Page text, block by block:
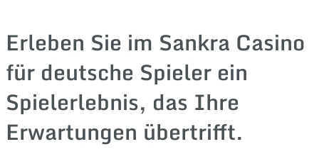
Erleben Sie im Sankra Casino
für deutsche Spieler ein
Spielerlebnis, das Ihre
Erwartungen übertrifft.